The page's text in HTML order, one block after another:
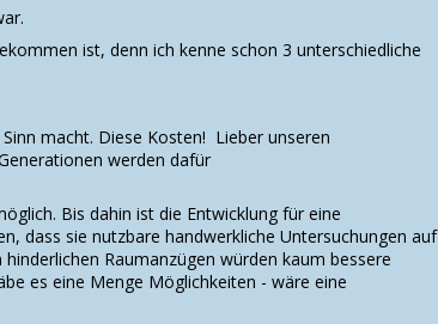
ist, denn ich kenne schon 3 unterschiedliche
macht. Diese Kosten! Lieber unseren
werden dafür
Bis dahin ist die Entwicklung für eine
dass sie nutzbare handwerkliche Untersuchungen auf
Raumanzügen würden kaum bessere
es eine Menge Möglichkeiten - wäre eine